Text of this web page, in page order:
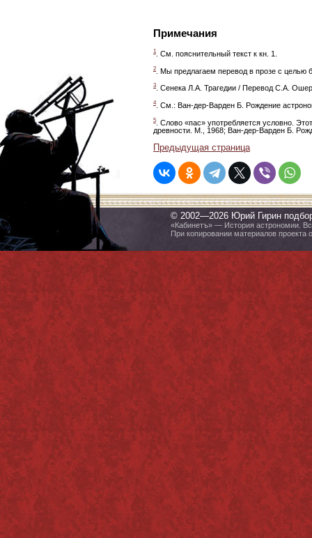
Примечания
1 . См. пояснительный текст к кн. 1.
2 . Мы предлагаем перевод в прозе с
3 . Сенека Л.А. Трагедии / Перевод С.А.
4. См.: Ван-дер-Варден Б. Рождение
5
. Слово «пас» употребляется условно.
древности. М., 1968; Ван-дер-Варден Б.
Предыдущая страница
© 2002—2026 Юрий Гирин
«Кабинетъ» — История астрономии.
При копировании материалов проекта